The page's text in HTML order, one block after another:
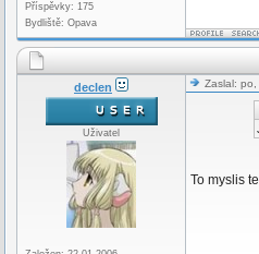
Příspěvky: 175
Bydliště: Opava
declen
Uživatel
Zaslal:
To myslis